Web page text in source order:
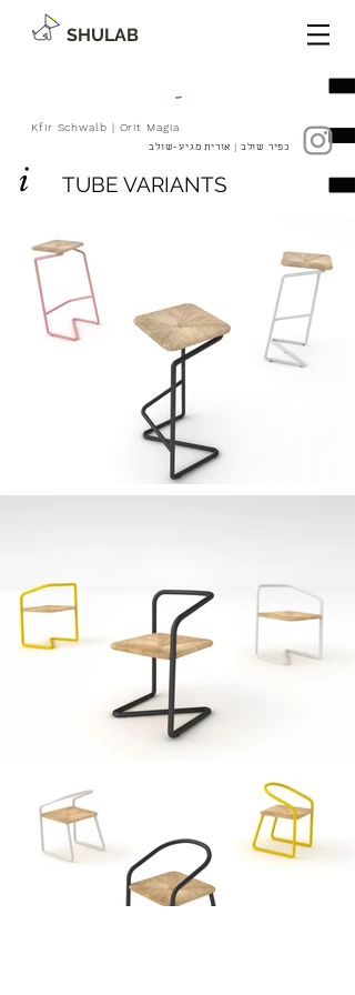
SHULAB
Kfir Schwalb | Orit Magia
כפיר שולב | אורית מגיע-שולב
i TUBE VARIANTS